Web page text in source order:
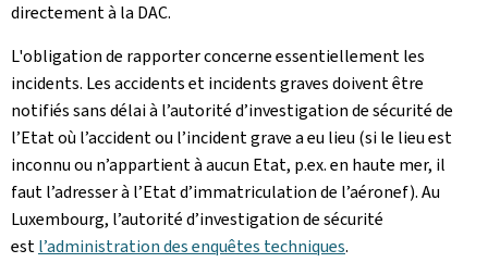
directement à la DAC.
L'obligation de rapporter concerne essentiellement les
incidents. Les accidents et incidents graves doivent être
notifiés sans délai à l’autorité d’investigation de sécurité de
l’Etat où l’accident ou l’incident grave a eu lieu (si le lieu est
inconnu ou n’appartient à aucun Etat, p.ex. en haute mer, il
faut l’adresser à l’Etat d’immatriculation de l’aéronef). Au
Luxembourg, l’autorité d’investigation de sécurité
estl’administration des enquêtes techniques.